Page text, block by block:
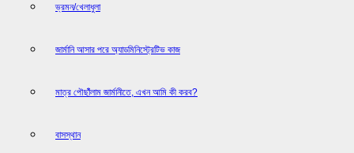
ভ্রমন/খেলাধুলা
জার্মানি আসার পরে অ্যাডমিনিস্ট্রেটিভ কাজ
মাত্র পৌছাঁঁলাম জার্মানীতে, এখন আমি কী করব?
বাসস্থান